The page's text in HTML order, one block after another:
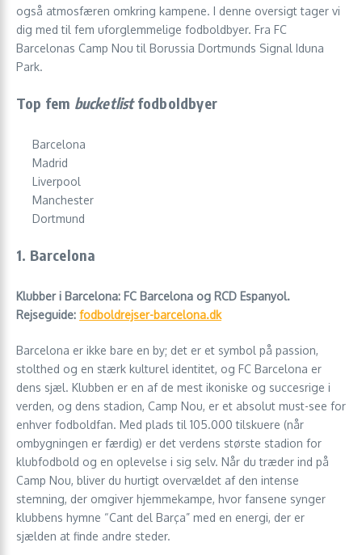
også atmosfæren omkring kampene. I denne oversigt tager vi
dig med til fem uforglemmelige fodboldbyer. Fra FC
Barcelonas Camp Nou til Borussia Dortmunds Signal Iduna
Park.
Top fem bucketlistfodboldbyer
Barcelona
Madrid
Liverpool
Manchester
Dortmund
1. Barcelona
Klubber i Barcelona: FC Barcelona og RCD Espanyol.
Rejseguide: fodboldrejser-barcelona.dk
Barcelona er ikke bare en by; det er et symbol på passion,
stolthed og en stærk kulturel identitet, og FC Barcelona er
dens sjæl. Klubben er en af de mest ikoniske og succesrige i
verden, og dens stadion, Camp Nou, er et absolut must-see for
enhver fodboldfan. Med plads til 105.000 tilskuere (når
ombygningen er færdig) er det verdens største stadion for
klubfodbold og en oplevelse i sig selv. Når du træder ind på
Camp Nou, bliver du hurtigt overvældet af den intense
stemning, der omgiver hjemmekampe, hvor fansene synger
klubbens hymne “Cant del Barça” med en energi, der er
sjælden at finde andre steder.